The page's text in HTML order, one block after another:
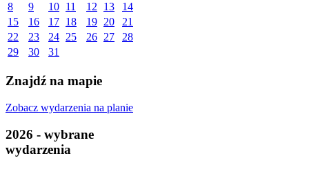
8
9 10 11 12 13
14
15
16 17 18 19 20
21
22
23 24 25 26 27
28
29
30 31
Znajdź na mapie
Zobacz wydarzenia na planie
2026 - wybrane
wydarzenia